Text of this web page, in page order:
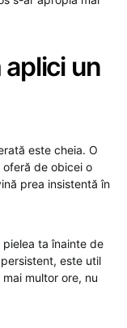
un
este cheia. O
de obicei o
prea insistentă în
ta înainte de
este util
multor ore, nu